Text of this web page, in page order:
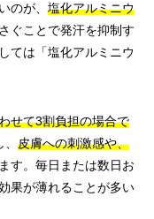
のが、 塩化アルミニウ
ぐことで発汗を抑制す
ては「塩化アルミニウ
せて3割負担の場合で
皮膚への刺激感や、
す。毎日または数日お
果が薄れることが多い